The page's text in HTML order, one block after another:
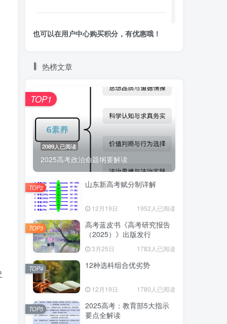
也可以在用户中心购买积分，有优惠哦！
热榜文章
2089人已阅读
2025高考政治命题纲要解读
TOP1
山东新高考赋分制详解
12月19日 1952人已阅读
TOP2
高考蓝皮书《高考研究报告
（2025）》出版发行
3月25日 1783人已阅读
TOP3
12种选科组合优劣势
12月19日 1780人已阅读
TOP4
2025高考：教育部5大指示
要点全解读
TOP5